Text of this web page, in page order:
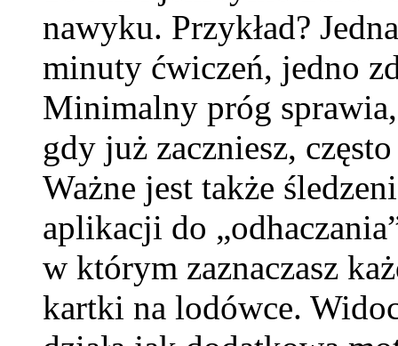
nawyku. Przykład?
minuty ćwiczeń, jedno
Minimalny próg
gdy już zaczniesz,
Ważne jest także
aplikacji do
w którym zaznaczasz
kartki na lodówce.